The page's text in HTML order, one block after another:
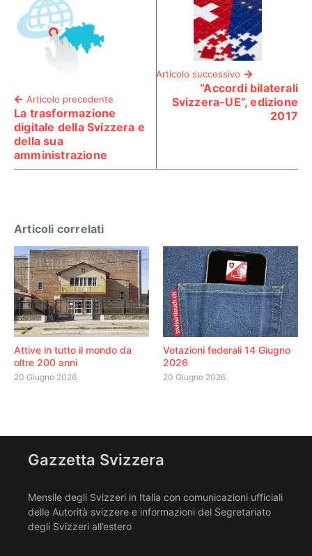
Articolo precedente
La trasformazione
digitale della Svizzera e
della sua
amministrazione
Articolo successivo
“Accordi bilaterali
Svizzera-UE”, edizione
2017
Articoli correlati
Attive in tutto il mondo da
oltre 200 anni
20 Giugno 2026
Votazioni federali 14 Giugno
2026
20 Giugno 2026
Gazzetta Svizzera
Mensile degli Svizzeri in Italia con comunicazioni ufficiali
delle Autorità svizzere e informazioni del Segretariato
degli Svizzeri all’estero